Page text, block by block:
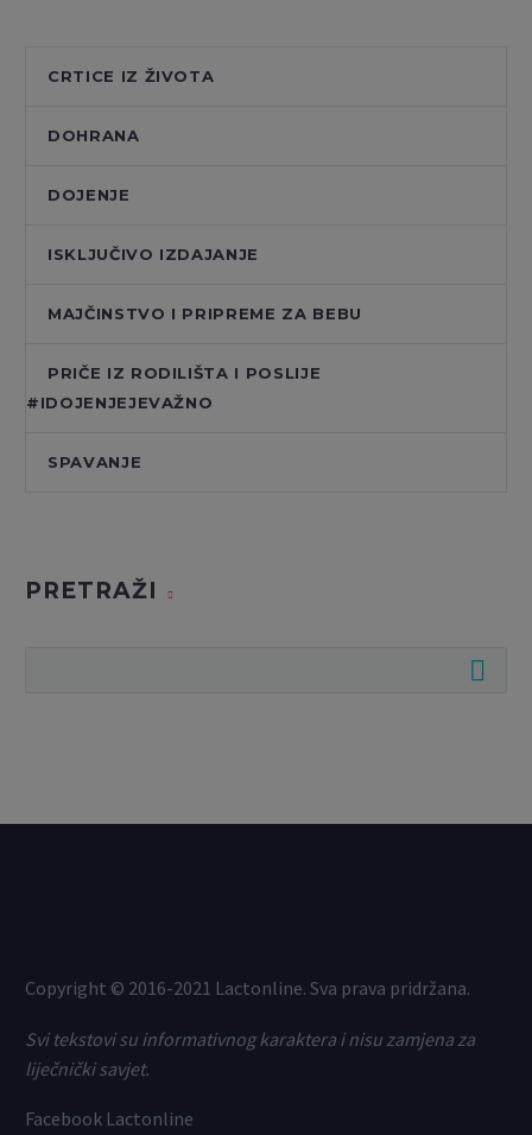
CRTICE IZ ŽIVOTA
DOHRANA
DOJENJE
ISKLJUČIVO IZDAJANJE
MAJČINSTVO I PRIPREME ZA BEBU
PRIČE IZ RODILIŠTA I POSLIJE
#IDOJENJEJEVAŽNO
SPAVANJE
PRETRAŽI
Copyright © 2016-2021 Lactonline. Sva prava pridržana.
Svi tekstovi su informativnog karaktera i nisu zamjena za
liječnički savjet.
Facebook Lactonline